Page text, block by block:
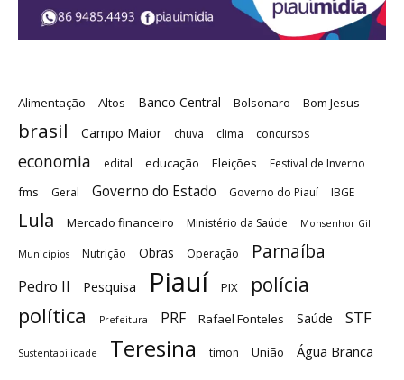
Alimentação Altos Banco Central Bolsonaro Bom Jesus
brasil Campo Maior chuva clima concursos
economia edital educação Eleições Festival de Inverno
fms Geral Governo do Estado Governo do Piauí IBGE
Lula Mercado financeiro Ministério da Saúde Monsenhor Gil
Municípios Nutrição Obras Operação Parnaíba
Pedro II Pesquisa Piauí PIX
polícia
política
Prefeitura PRF Rafael Fonteles Saúde STF
Sustentabilidade Teresina timon União Água Branca